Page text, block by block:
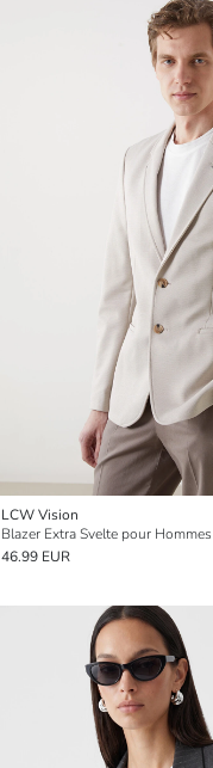
LCW Vision
Blazer Extra Svelte pour Hommes
46.99 EUR